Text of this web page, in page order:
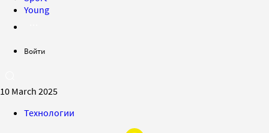
Young
Войти
10 March 2025
Технологии